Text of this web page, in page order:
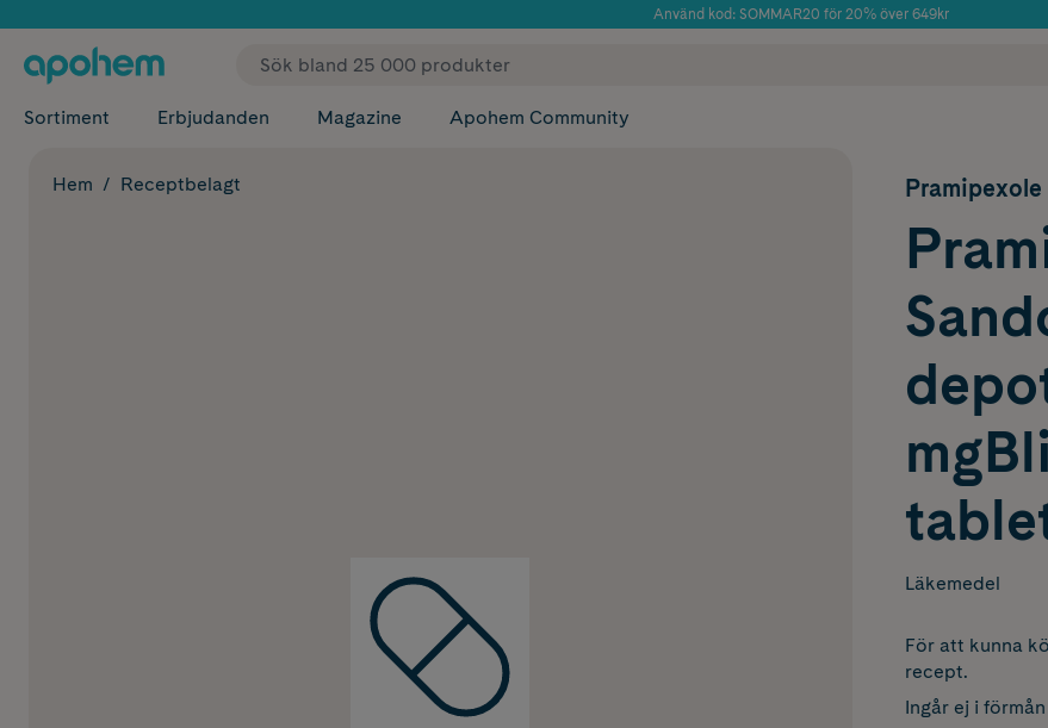
Använd kod: SOMMAR20 för 20% över 649kr
✓ Fri frakt
Sortiment Erbjudanden Magazine Apohem Community
Hem Receptbelagt Pramipexole
Läkemedel
För att kunna
recept.
Ingår ej i förmån